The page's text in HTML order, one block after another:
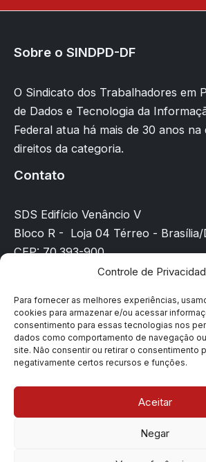
Controle de
Para fornecer as melhores experiências,
cookies para armazenar e/ou acessar
consentimento para essas tecnologias nos
dados como comportamento de navegação
site. Não consentir ou retirar o consentimento
negativamente certos recursos e funções.
Aceitar
Negar
Sobre o SINDPD-DF
O Sindicato dos Trabalhadores em
de Dados e Tecnologia da
Federal atua há mais de 30 anos na
direitos da categoria.
Contato
SDS Edifício Venâncio V
Bloco R - Loja 04 Térreo - Brasília/
CEP: 70.393-900
Página inicial
Notícias
Filiação
Contato
Denúncias